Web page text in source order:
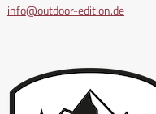
info@outdoor-edition.de